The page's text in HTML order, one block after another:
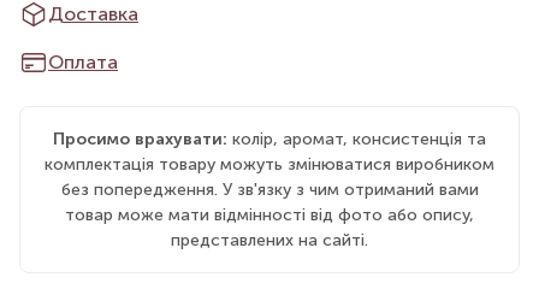
Доставка
Оплата
Просимо врахувати: колір, аромат, консистенція та
комплектація товару можуть змінюватися виробником
без попередження. У зв'язку з чим отриманий вами
товар може мати відмінності від фото або опису,
представлених на сайті.